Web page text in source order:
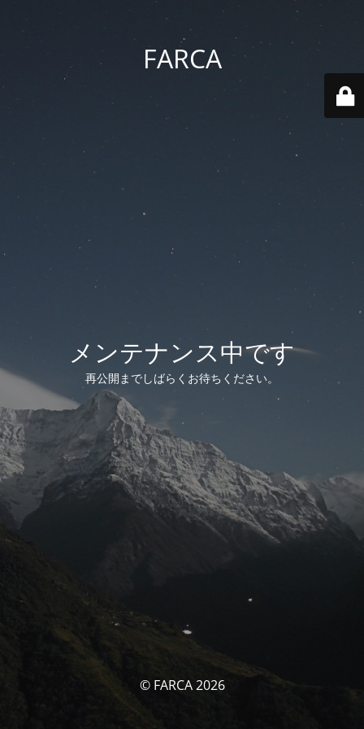
FARCA
メンテナンス中です
再公開までしばらくお待ちください。
© FARCA 2026